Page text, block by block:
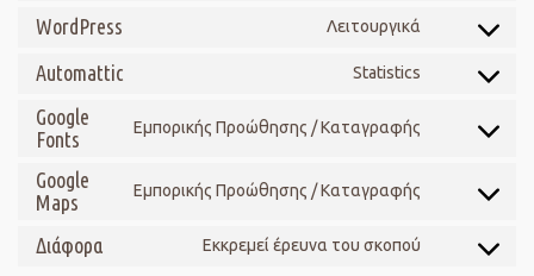
WordPress Λειτουργικά
Automattic Statistics
Google
Fonts
Εμπορικής Προώθησης / Καταγραφής
Google
Maps
Εμπορικής Προώθησης / Καταγραφής
Διάφορα Εκκρεμεί έρευνα του σκοπού